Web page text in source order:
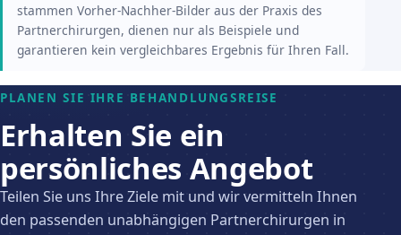
stammen Vorher-Nachher-Bilder aus der Praxis des
Partnerchirurgen, dienen nur als Beispiele und
garantieren kein vergleichbares Ergebnis für Ihren Fall.
PLANEN SIE IHRE BEHANDLUNGSREISE
Erhalten Sie ein
persönliches Angebot
Teilen Sie uns Ihre Ziele mit und wir vermitteln Ihnen
den passenden unabhängigen Partnerchirurgen in